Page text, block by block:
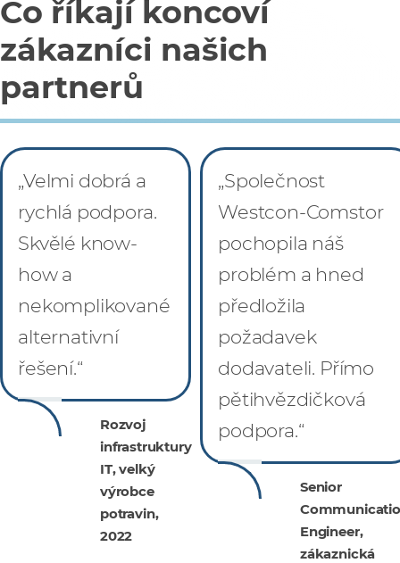
Co říkají koncoví
zákazníci našich
partnerů
„Velmi dobrá a
rychlá podpora.
Skvělé know-
how a
nekomplikované
alternativní
řešení.“
Rozvoj
infrastruktury
IT, velký
výrobce
potravin,
2022
„Společnost
Westcon-Comstor
pochopila náš
problém a hned
předložila
požadavek
dodavateli. Přímo
pětihvězdičková
podpora.“
Senior
Engineer,
zákaznická